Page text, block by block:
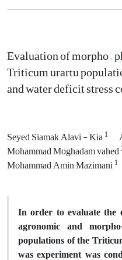
Evaluation of morpho –
Triticum urartu
and water deficit stress
Seyed Siamak Alavi - Kia1
Mohammad Moghadam vahed
Mohammad Amin Mazimani1
In order to evaluate the
agronomic and
populations of the
was experiment was